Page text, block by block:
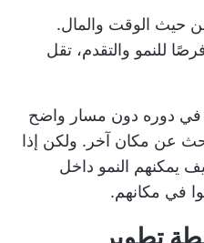
حيث الوقت والمال.
للنمو والتقدم، تقل
في دوره دون مسار واضح
عن مكان آخر. ولكن إذا
يمكنهم النمو داخل
في مكانهم.